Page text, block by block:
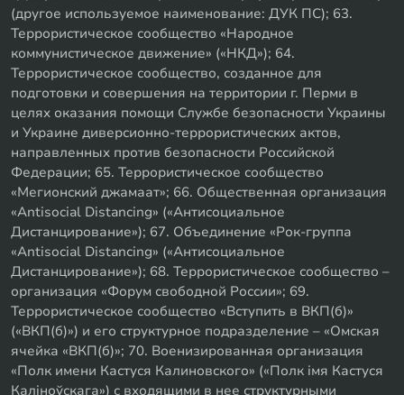
(другое используемое наименование: ДУК ПС); 63.
Террористическое сообщество «Народное
коммунистическое движение» («НКД»); 64.
Террористическое сообщество, созданное для
подготовки и совершения на территории г. Перми в
целях оказания помощи Службе безопасности Украины
и Украине диверсионно-террористических актов,
направленных против безопасности Российской
Федерации; 65. Террористическое сообщество
«Мегионский джамаат»; 66. Общественная организация
«Antisocial Distancing» («Антисоциальное
Дистанцирование»); 67. Объединение «Рок-группа
«Antisocial Distancing» («Антисоциальное
Дистанцирование»); 68. Террористическое сообщество –
организация «Форум свободной России»; 69.
Террористическое сообщество «Вступить в ВКП(б)»
(«ВКП(б)») и его структурное подразделение – «Омская
ячейка «ВКП(б)»; 70. Военизированная организация
«Полк имени Кастуся Калиновского» («Полк iмя Кастуся
Калiноўскага») с входящими в нее структурными